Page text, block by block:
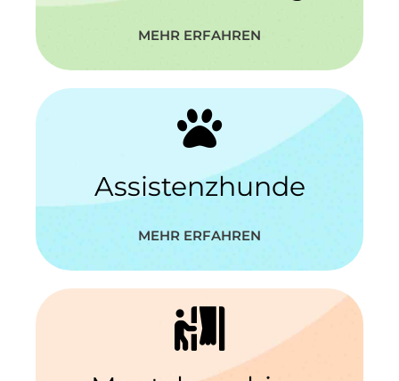
MEHR ERFAHREN
Assistenzhunde
MEHR ERFAHREN
NICHTS MEHR
VERPASSEN!
Newsletter mit
exklusiven Vorteilen
Du möchtest nichts mehr verpassen und
10% auf meine Produkte sparen? Dann
melde dich jetzt für meinen Newsletter